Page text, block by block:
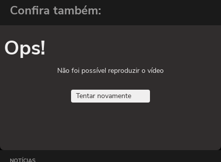
Confira também:
Ops!
Não foi possível reproduzir o vídeo
Tentar novamente